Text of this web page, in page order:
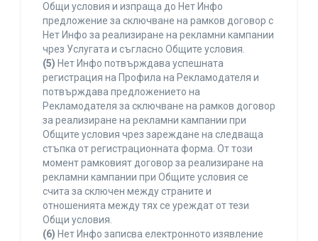
Общи условия и изпраща до Нет Инфо
предложение за сключване на рамков договор с
Нет Инфо за реализиране на рекламни кампании
чрез Услугата и съгласно Общите условия.
(5) Нет Инфо потвърждава успешната
регистрация на Профила на Рекламодателя и
потвърждава предложението на
Рекламодателя за сключване на рамков договор
за реализиране на рекламни кампании при
Общите условия чрез зареждане на следваща
стъпка от регистрационната форма. От този
момент рамковият договор за реализиране на
рекламни кампании при Общите условия се
счита за сключен между страните и
отношенията между тях се уреждат от тези
Общи условия.
(6) Нет Инфо записва електронното изявление